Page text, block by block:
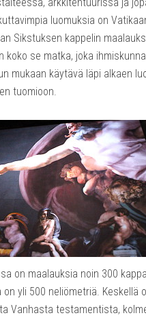
luomuksia on
Sikstuksen kappelin
koko se matka, joka
mukaan käytävä läpi alkaen
tuomioon.
on maalauksia noin 300
on yli 500 neliömetriä. Keskellä
Vanhasta testamentista,